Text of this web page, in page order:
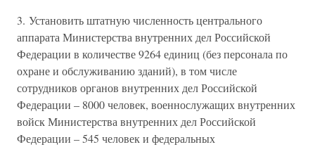
3. Установить штатную численность центрального
аппарата Министерства внутренних дел Российской
Федерации в количестве 9264 единиц (без персонала по
охране и обслуживанию зданий), в том числе
сотрудников органов внутренних дел Российской
Федерации – 8000 человек, военнослужащих внутренних
войск Министерства внутренних дел Российской
Федерации – 545 человек и федеральных